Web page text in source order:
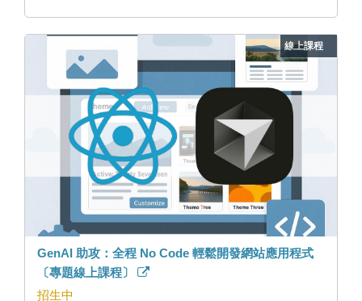
線上課程
GenAI 助攻：全程 No Code 輕鬆開發網站應用程式
〔專題線上課程〕
招生中